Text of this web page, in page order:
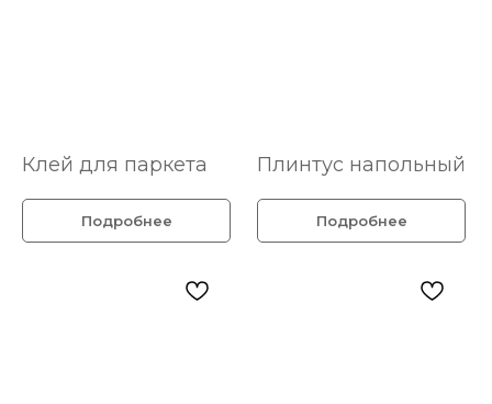
Клей для паркета
Подробнее
Плинтус напольный
Подробнее